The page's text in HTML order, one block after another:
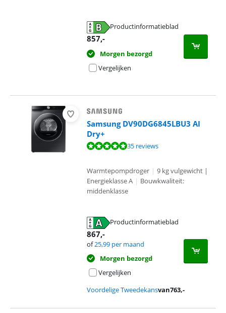
Productinformatieblad
857,-
Morgen bezorgd
Vergelijken
Samsung DV90DG6845LBU3 AI
Dry+
Beoordeling is 9,6 van de 10, gebaseerd op 35 reviews.
35 reviews
Warmtepompdroger | 9 kg vulgewicht |
Energieklasse A | Bouwkwaliteit:
middenklasse
Productinformatieblad
867,-
of25,99 per maand
Morgen bezorgd
Vergelijken
Voordelige Tweedekansvan763,-